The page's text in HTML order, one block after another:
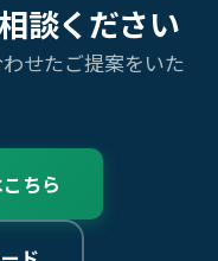
談ください
せたご提案をいた
ちら